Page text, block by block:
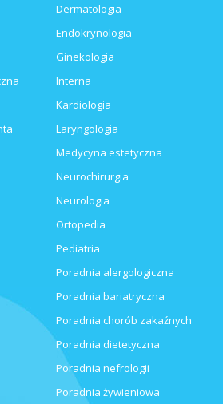
Dermatologia
Endokrynologia
Ginekologia
Interna
Kardiologia
Laryngologia
Medycyna estetyczna
Neurochirurgia
Neurologia
Ortopedia
Pediatria
Poradnia alergologiczna
Poradnia bariatryczna
Poradnia chorób zakaźnych
Poradnia dietetyczna
Poradnia nefrologii
Poradnia żywieniowa